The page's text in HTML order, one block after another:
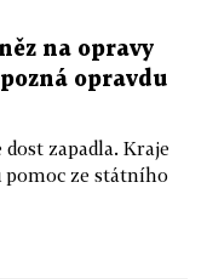
na opravy
opravdu
zapadla. Kraje
pomoc ze státního